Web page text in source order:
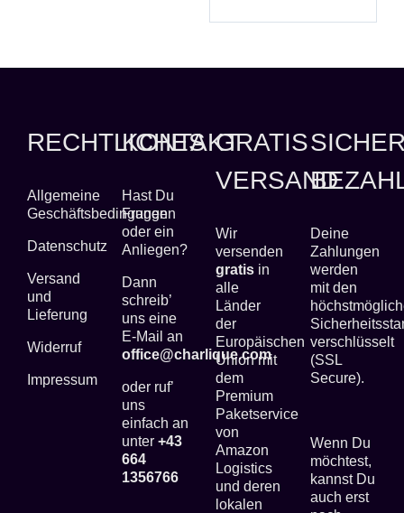
RECHTLICHES
Allgemeine
Geschäftsbedingungen
Datenschutz
Versand
und
Lieferung
Widerruf
Impressum
KONTAKT
Hast Du
Fragen
oder ein
Anliegen?
Dann
schreib’
uns eine
E-Mail an
office@charlique.com
oder ruf’
uns
einfach an
unter +43
664
1356766
GRATIS
VERSAND
Wir
versenden
gratis in
alle
Länder
der
Europäischen
Union mit
dem
Premium
Paketservice
von
Amazon
Logistics
und deren
lokalen
Deine
Zahlungen
werden
mit den
verschlüsselt
(SSL
Secure).
Wenn Du
möchtest,
kannst Du
auch erst